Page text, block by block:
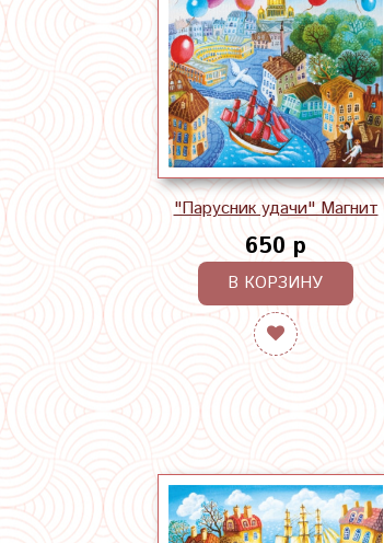
"Парусник удачи" Магнит
650 р
В КОРЗИНУ